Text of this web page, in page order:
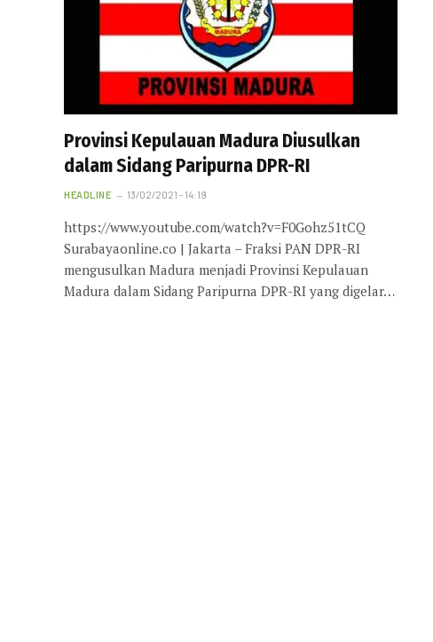
Provinsi Kepulauan Madura Diusulkan
dalam Sidang Paripurna DPR-RI
HEADLINE 13/02/2021 - 14:19
https://www.youtube.com/watch?v=F0Gohz51tCQ
Surabayaonline.co | Jakarta – Fraksi PAN DPR-RI
mengusulkan Madura menjadi Provinsi Kepulauan
Madura dalam Sidang Paripurna DPR-RI yang digelar…